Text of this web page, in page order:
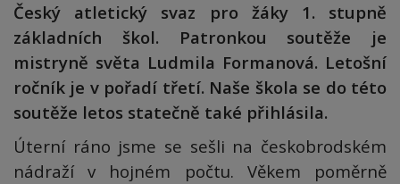
Český atletický svaz pro žáky 1. stupně
základních škol. Patronkou soutěže je
mistryně světa Ludmila Formanová. Letošní
ročník je v pořadí třetí. Naše škola se do této
soutěže letos statečně také přihlásila.
Úterní ráno jsme se sešli na českobrodském
nádraží v hojném počtu. Věkem poměrně